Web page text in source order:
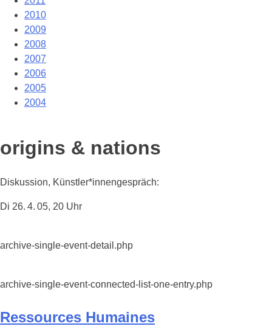
2010
2009
2008
2007
2006
2005
2004
origins & nations
Diskussion, Künstler*innengespräch:
Di 26. 4. 05, 20 Uhr
archive-single-event-connected-list-one-entry.php
Ressources Humaines
archive-single-event-detail.php